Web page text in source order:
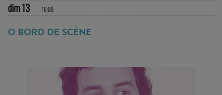
dim 13 16:00
O BORD DE SCÈNE